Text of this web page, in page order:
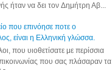
ήταν να δει τον Δημήτρη Αβ...
που επινόησε ποτε ο
είναι η Ελληνική γλώσσα.
που υιοθετίσατε με περίσσια
που σας πλάσαραν τα